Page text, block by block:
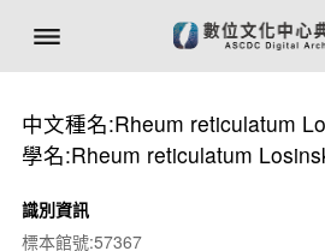
中文種名:Rheum reticulatum
學名:Rheum reticulatum
識別資訊
標本館號:57367